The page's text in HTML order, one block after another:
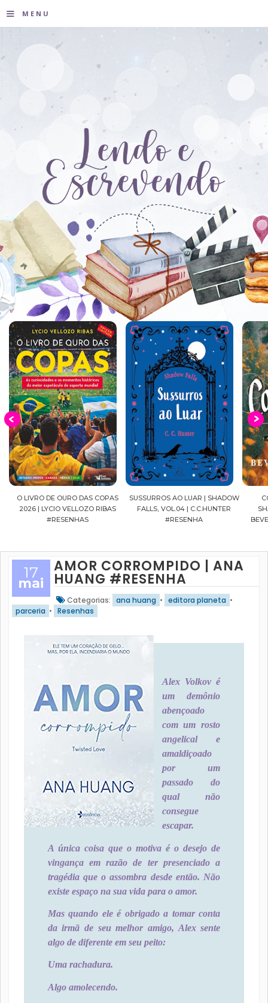
≡ MENU
O LIVRO DE OURO DAS COPAS
2026 | LYCIO VELLOZO RIBAS
#RESENHAS
SUSSURROS AO LUAR | SHADOW
FALLS, VOL.04 | C.C.HUNTER
#RESENHA
17
mai
AMOR CORROMPIDO | ANA
HUANG #RESENHA
Categorias: ana huang • editora planeta •
parceria • Resenhas
Alex Volkov é
um demônio
abençoado
com um rosto
angelical e
amaldiçoado
por um
passado do
qual não
consegue
escapar.
A única coisa que o motiva é o desejo de
vingança em razão de ter presenciado a
tragédia que o assombra desde então. Não
existe espaço na sua vida para o amor.
Mas quando ele é obrigado a tomar conta
da irmã de seu melhor amigo, Alex sente
algo de diferente em seu peito:
Uma rachadura.
Algo amolecendo.